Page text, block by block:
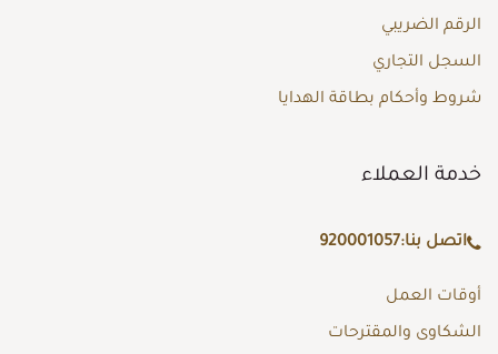
الرقم الضريبي
السجل التجاري
شروط وأحكام بطاقة الهدايا
خدمة العملاء
اتصل بنا:920001057
أوقات العمل
الشكاوى والمقترحات